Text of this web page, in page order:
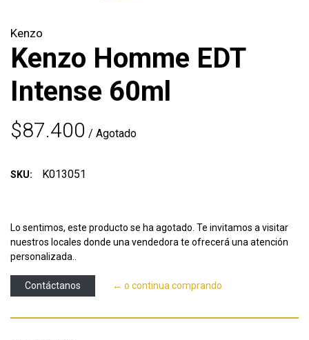
Kenzo
Kenzo Homme EDT
Intense 60ml
$87.400 / Agotado
SKU: K013051
Lo sentimos, este producto se ha agotado. Te invitamos a visitar
nuestros locales donde una vendedora te ofrecerá una atención
personalizada..
Contáctanos ← o continua comprando